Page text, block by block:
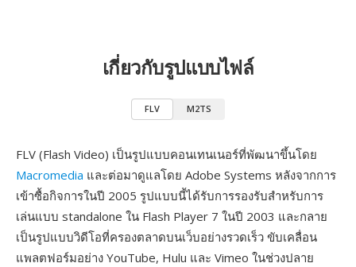
เกี่ยวกับรูปแบบไฟล์
FLV M2TS
FLV (Flash Video) เป็นรูปแบบคอนเทนเนอร์ที่พัฒนาขึ้นโดย
Macromedia และต่อมาดูแลโดย Adobe Systems หลังจากการ
เข้าซื้อกิจการในปี 2005 รูปแบบนี้ได้รับการรองรับสำหรับการ
เล่นแบบ standalone ใน Flash Player 7 ในปี 2003 และกลาย
เป็นรูปแบบวิดีโอที่ครองตลาดบนเว็บอย่างรวดเร็ว ขับเคลื่อน
แพลตฟอร์มอย่าง YouTube, Hulu และ Vimeo ในช่วงปลาย